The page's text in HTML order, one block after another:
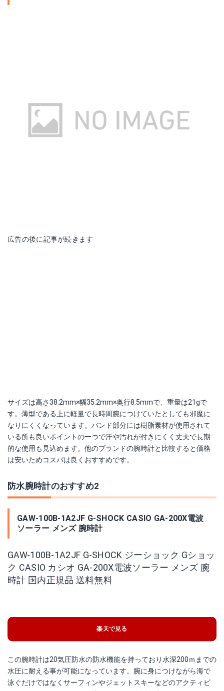
広告の後に記事が続きます
サイズは高さ38.2mm×幅35.2mm×奥行8.5mmで、重量は21gで
す。薄型である上に軽量で長時間腕につけていたとしても邪魔に
なりにくくなっています。バンド部分には樹脂素材が使用されて
いる所も良いポイントの一つで汗や汚れが付きにくく丈夫で長期
的な使用も見込めます。他のブランドの腕時計と比較すると価格
は安いためコスパは良くおすすめです。
防水腕時計のおすすめ2
GAW-100B-1A2JF G-SHOCK CASIO GA-200X電波
ソーラー メンズ 腕時計
GAW-100B-1A2JF G-SHOCK ジーショック Gショッ
ク CASIO カシオ GA-200X電波ソーラー メンズ 腕
時計 国内正規品 送料無料
楽天で見る
この腕時計は20気圧防水の防水機能を持っており水深200ｍまでの
水圧に耐える事が可能になっています。腕に身につけながら海で
泳ぐだけではなくサーフィンやジェットスキーなどのアクティビ